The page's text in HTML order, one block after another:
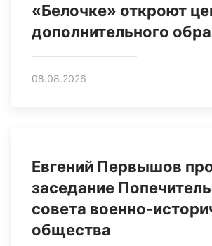
«Белочке» откроют
дополнительного
08.08.2026
Евгений Первышов
заседание
совета военно-
общества